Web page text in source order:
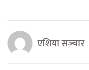
एशिया सञ्‍चार